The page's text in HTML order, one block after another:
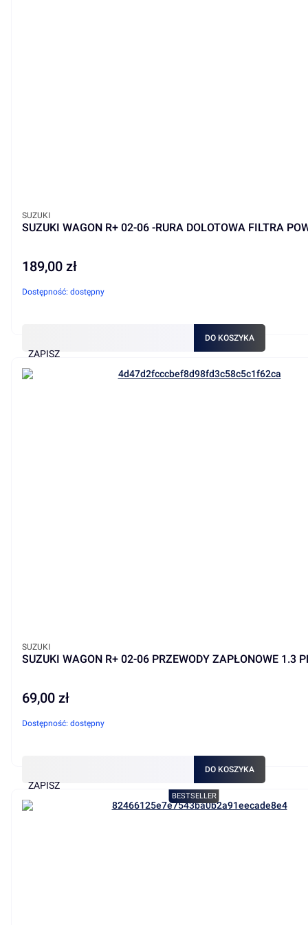
SUZUKI WAGON R+ 02-06 -RURA DOLOTOWA FILTRA
PRODUCENT
SUZUKI
Cena
189,00 zł
Dostępność: dostępny
ZAPISZ
DO KOSZYKA
SUZUKI WAGON R+ 02-06 PRZEWODY ZAPŁONOWE 1.3
PRODUCENT
SUZUKI
Cena
69,00 zł
Dostępność: dostępny
ZAPISZ
DO KOSZYKA
BESTSELLER